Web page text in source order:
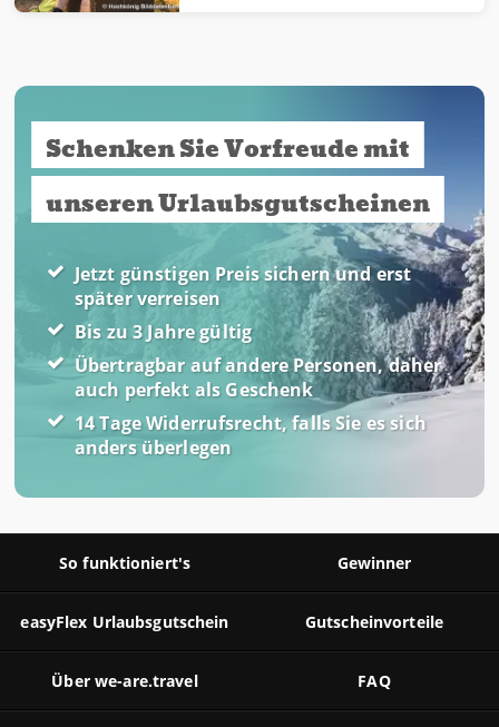
Schenken Sie Vorfreude mit
unseren Urlaubsgutscheinen
Jetzt günstigen Preis sichern und erst
später verreisen
Bis zu 3 Jahre gültig
Übertragbar auf andere Personen, daher
auch perfekt als Geschenk
14 Tage Widerrufsrecht, falls Sie es sich
anders überlegen
So funktioniert's Gewinner
easyFlex Urlaubsgutschein Gutscheinvorteile
Über we-are.travel FAQ